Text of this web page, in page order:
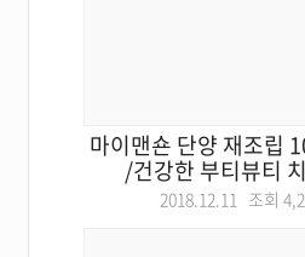
마이맨숀 단양 재조립
/건강한 부티뷰티
2018.12.11 조회